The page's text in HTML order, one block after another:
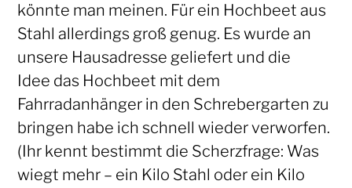
könnte man meinen. Für ein Hochbeet aus
Stahl allerdings groß genug. Es wurde an
unsere Hausadresse geliefert und die
Idee das Hochbeet mit dem
Fahrradanhänger in den Schrebergarten zu
bringen habe ich schnell wieder verworfen.
(Ihr kennt bestimmt die Scherzfrage: Was
wiegt mehr – ein Kilo Stahl oder ein Kilo